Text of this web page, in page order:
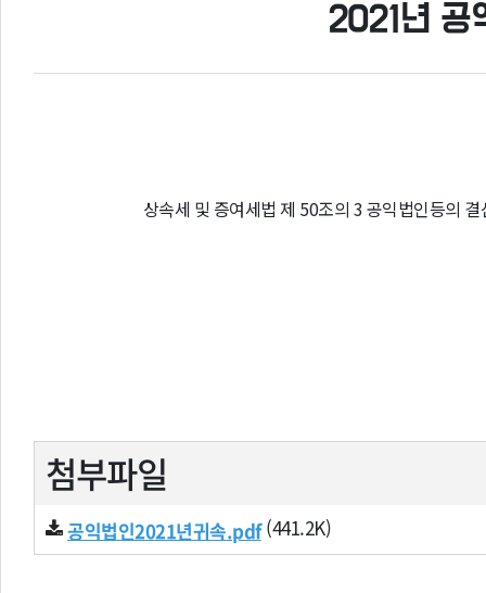
2021년 공
상속세 및 증여세법 제 50조의 3 공익법인등의
첨부파일
공익법인2021년귀속.pdf(441.2K)